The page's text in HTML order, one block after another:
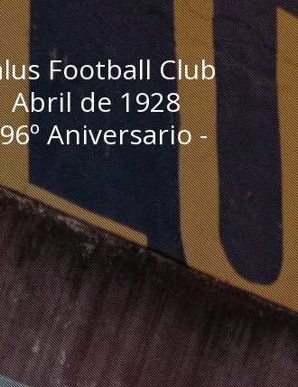
I
n
i
c
Football Club
Abril de 1928
Aniversario -